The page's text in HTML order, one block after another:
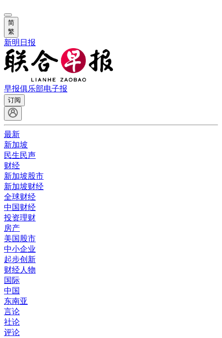
简
繁
新明日报
早报俱乐部电子报
订阅
最新
新加坡
民生民声
财经
新加坡股市
新加坡财经
全球财经
中国财经
投资理财
房产
美国股市
中小企业
起步创新
财经人物
国际
中国
东南亚
言论
社论
评论